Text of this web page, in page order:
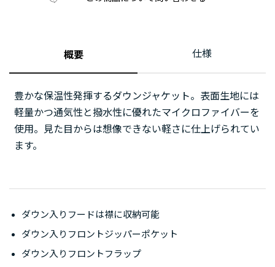
概要 仕様
豊かな保温性発揮するダウンジャケット。表面生地には
軽量かつ通気性と撥水性に優れたマイクロファイバーを
使用。見た目からは想像できない軽さに仕上げられてい
ます。
ダウン入りフードは襟に収納可能
ダウン入りフロントジッパーポケット
ダウン入りフロントフラップ